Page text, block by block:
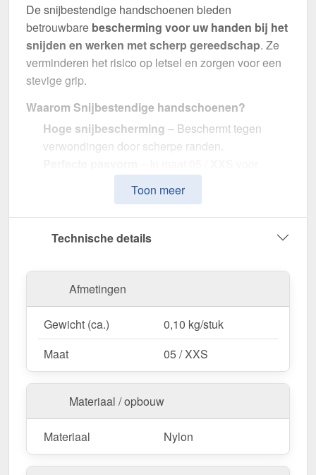
De snijbestendige handschoenen bieden
betrouwbare bescherming voor uw handen bij het
snijden en werken met scherp gereedschap. Ze
verminderen het risico op letsel en zorgen voor een
stevige grip.
Waarom Snijbestendige handschoenen?
Hoge snijbescherming – Beschermt tegen
verwondingen door scherpe randen.
optimaal comfort.
Flexibel & antislip– Voor nauwkeurig werken
zonder beperkingen.
In kleur gecoördineerd
Maximale veiligheid bij elke snede!
Toon meer
Technische details
Afmetingen
Gewicht (ca.)
0,10 kg/stuk
Maat
05 / XXS
Materiaal / opbouw
Materiaal Nylon